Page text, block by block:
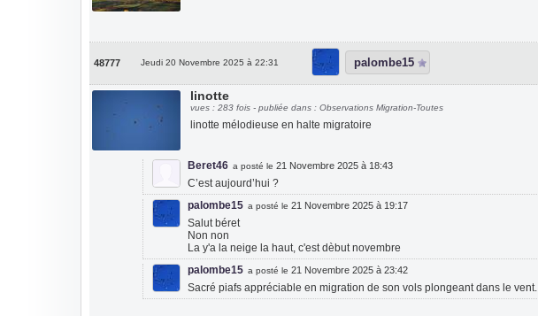
48777 Jeudi 20 Novembre 2025 à 22:31 palombe15
linotte
vues : 283 fois - publiée dans : Observations Migration-Toutes
linotte mélodieuse en halte migratoire
Beret46 a posté le 21 Novembre 2025 à 18:43
C’est aujourd’hui ?
palombe15 a posté le 21 Novembre 2025 à 19:17
Salut béret
Non non
La y'a la neige la haut, c'est dèbut novembre
palombe15 a posté le 21 Novembre 2025 à 23:42
Sacré piafs appréciable en migration de son vols plongeant dans le vent.